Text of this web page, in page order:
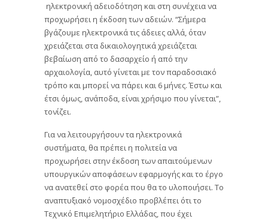
ηλεκτρονική αδειοδότηση και στη συνέχεια να
προχωρήσει η έκδοση των αδειών. “Σήμερα
βγάζουμε ηλεκτρονικά τις άδειες αλλά, όταν
χρειάζεται στα δικαιολογητικά χρειάζεται
βεβαίωση από το δασαρχείο ή από την
αρχαιολογία, αυτό γίνεται με τον παραδοσιακό
τρόπο και μπορεί να πάρει και 6 μήνες. Έστω και
έτσι όμως, ανάποδα, είναι χρήσιμο που γίνεται”,
τονίζει.
Για να λειτουργήσουν τα ηλεκτρονικά
συστήματα, θα πρέπει η πολιτεία να
προχωρήσει στην έκδοση των απαιτούμενων
υπουργικών αποφάσεων εφαρμογής και το έργο
να ανατεθεί στο φορέα που θα το υλοποιήσει. Το
αναπτυξιακό νομοσχέδιο προβλέπει ότι το
Τεχνικό Επιμελητήριο Ελλάδας, που έχει